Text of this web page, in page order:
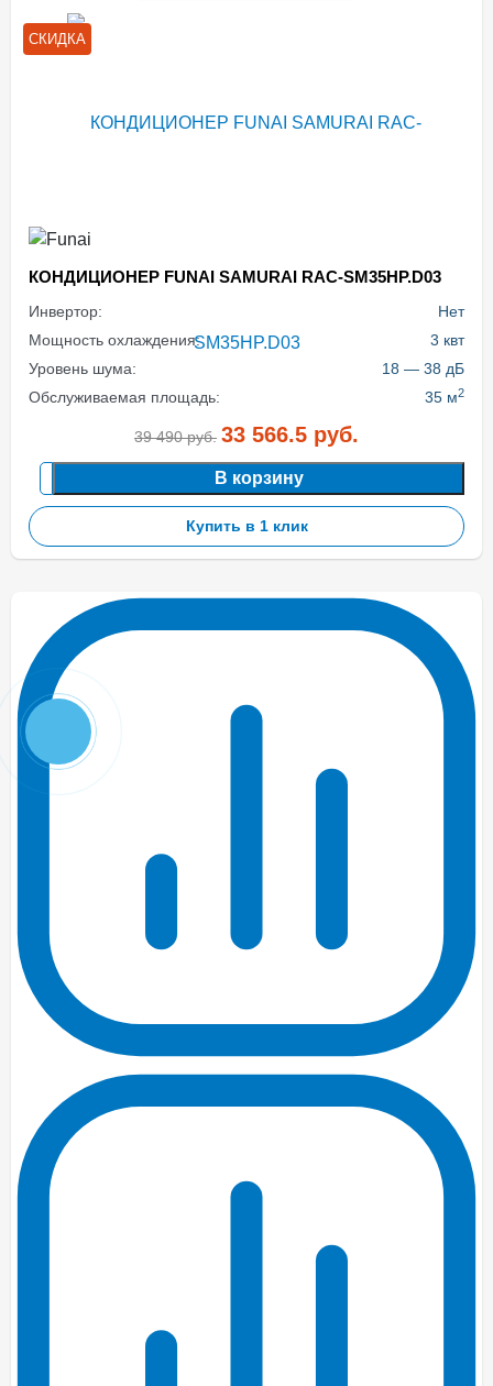
СКИДКА
КОНДИЦИОНЕР FUNAI SAMURAI RAC-SM35HP.D03
Инвертор:
Нет
Мощность охлаждения:
3 квт
Уровень шума:
18 — 38 дБ
Обслуживаемая площадь:
35 м2
39 490руб. 33 566.5 руб.
В корзину
Купить в 1 клик